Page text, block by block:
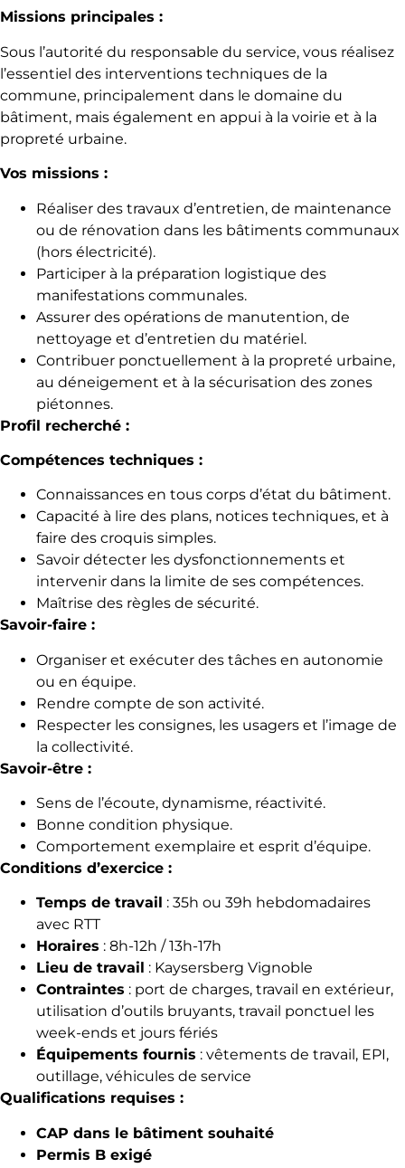
Missions principales :
Sous l’autorité du responsable du service, vous réalisez
l’essentiel des interventions techniques de la
commune, principalement dans le domaine du
bâtiment, mais également en appui à la voirie et à la
propreté urbaine.
Vos missions :
Réaliser des travaux d’entretien, de maintenance
ou de rénovation dans les bâtiments communaux
(hors électricité).
Participer à la préparation logistique des
manifestations communales.
Assurer des opérations de manutention, de
nettoyage et d’entretien du matériel.
Contribuer ponctuellement à la propreté urbaine,
au déneigement et à la sécurisation des zones
piétonnes.
Profil recherché :
Compétences techniques :
Connaissances en tous corps d’état du bâtiment.
Capacité à lire des plans, notices techniques, et à
faire des croquis simples.
Savoir détecter les dysfonctionnements et
intervenir dans la limite de ses compétences.
Maîtrise des règles de sécurité.
Savoir-faire :
Organiser et exécuter des tâches en autonomie
ou en équipe.
Rendre compte de son activité.
Respecter les consignes, les usagers et l’image de
la collectivité.
Savoir-être :
Sens de l’écoute, dynamisme, réactivité.
Bonne condition physique.
Comportement exemplaire et esprit d’équipe.
Conditions d’exercice :
Temps de travail : 35h ou 39h hebdomadaires
avec RTT
Horaires : 8h-12h / 13h-17h
Lieu de travail : Kaysersberg Vignoble
Contraintes : port de charges, travail en extérieur,
utilisation d’outils bruyants, travail ponctuel les
week-ends et jours fériés
Équipements fournis : vêtements de travail, EPI,
outillage, véhicules de service
Qualifications requises :
CAP dans le bâtiment souhaité
Permis B exigé